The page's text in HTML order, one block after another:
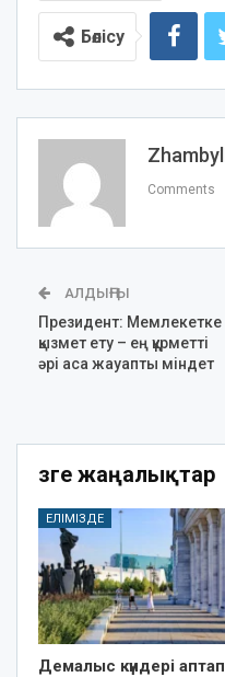
Бөлісу
Comments
АЛДЫҢҒЫ
Президент: Мемлекетке
қызмет ету – ең құрметті
әрі аса жауапты міндет
Өзге жаңалықтар
ЕЛІМІЗДЕ
Демалыс күндері аптап